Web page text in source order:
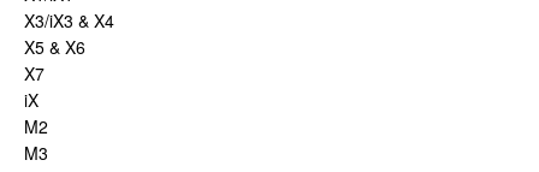
X3/iX3 & X4
X5 & X6
X7
iX
M2
M3